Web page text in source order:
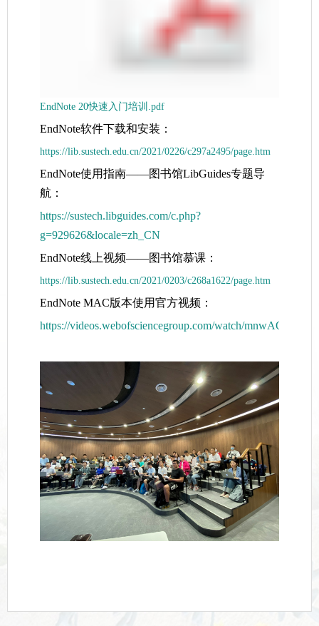
EndNote 20快速入门培训.pdf
EndNote软件下载和安装：
https://lib.sustech.edu.cn/2021/0226/c297a2495/page.htm
EndNote使用指南——图书馆LibGuides专题导
航：
https://sustech.libguides.com/c.php?
g=929626&locale=zh_CN
EndNote线上视频——图书馆慕课：
https://lib.sustech.edu.cn/2021/0203/c268a1622/page.htm
EndNote MAC版本使用官方视频：
https://videos.webofsciencegroup.com/watch/